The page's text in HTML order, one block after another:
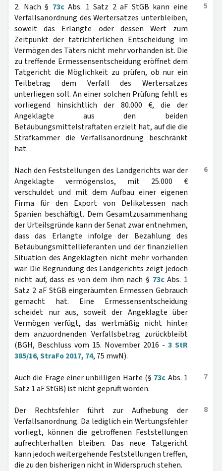
5
2. Nach § 73cAbs. 1 Satz 2 aF StGB kann eine
Verfallsanordnung des Wertersatzes unterbleiben,
soweit das Erlangte oder dessen Wert zum
Zeitpunkt der tatrichterlichen Entscheidung im
Vermögen des Täters nicht mehr vorhanden ist. Die
zu treffende Ermessensentscheidung eröffnet dem
Tatgericht die Möglichkeit zu prüfen, ob nur ein
Teilbetrag dem Verfall des Wertersatzes
unterliegen soll. An einer solchen Prüfung fehlt es
vorliegend hinsichtlich der 80.000 €, die der
Angeklagte aus den beiden
Betäubungsmittelstraftaten erzielt hat, auf die die
Strafkammer die Verfallsanordnung beschränkt
hat.
6
Nach den Feststellungen des Landgerichts war der
Angeklagte vermögenslos, mit 25.000 €
verschuldet und mit dem Aufbau einer eigenen
Firma für den Export von Delikatessen nach
Spanien beschäftigt. Dem Gesamtzusammenhang
der Urteilsgründe kann der Senat zwar entnehmen,
dass das Erlangte infolge der Bezahlung des
Betäubungsmittellieferanten und der finanziellen
Situation des Angeklagten nicht mehr vorhanden
war. Die Begründung des Landgerichts zeigt jedoch
nicht auf, dass es von dem ihm nach § 73cAbs. 1
Satz 2 aF StGB eingeräumten Ermessen Gebrauch
gemacht hat. Eine Ermessensentscheidung
scheidet nur aus, soweit der Angeklagte über
Vermögen verfügt, das wertmäßig nicht hinter
dem anzuordnenden Verfallsbetrag zurückbleibt
(BGH, Beschluss vom 15. November 2016 - 3 StR
385/16,StraFo 2017, 74, 75 mwN).
7
Auch die Frage einer unbilligen Härte (§ 73c Abs. 1
Satz 1 aF StGB) ist nicht geprüft worden.
8
Der Rechtsfehler führt zur Aufhebung der
Verfallsanordnung. Da lediglich ein Wertungsfehler
vorliegt, können die getroffenen Feststellungen
aufrechterhalten bleiben. Das neue Tatgericht
kann jedoch weitergehende Feststellungen treffen,
die zu den bisherigen nicht in Widerspruch stehen.